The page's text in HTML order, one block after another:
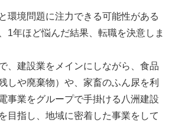
環境問題に注力できる可能性がある
1年ほど悩んだ結果、転職を決意しま
、建設業をメインにしながら、食品
しや廃棄物）や、家畜のふん尿を利
事業をグループで手掛ける八洲建設
目指し、地域に密着した事業をして